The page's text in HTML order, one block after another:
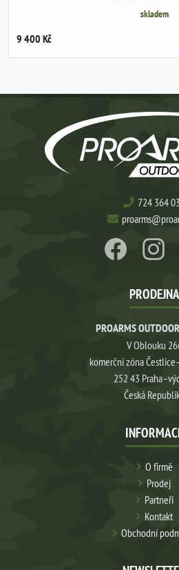
skladem
9 400 Kč
724 364
PRODEJNA
PROARMS
V Oblouku
komerční zóna
252 43
Česká
O firmě
Prodej
Partneři
Kontakt
Obchodní